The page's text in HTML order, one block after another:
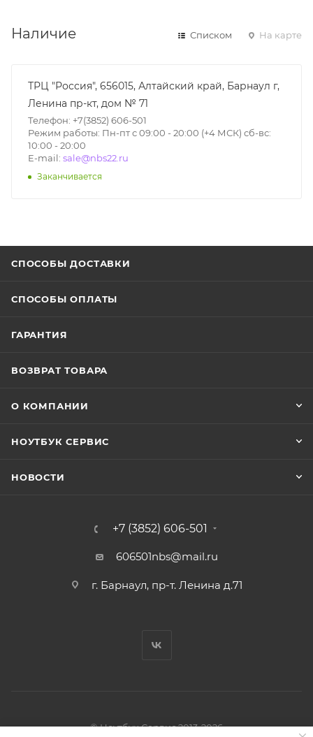
Наличие Списком На карте
ТРЦ "Россия", 656015, Алтайский край, Барнаул г,
Ленина пр-кт, дом № 71
Телефон: +7(3852) 606-501
Режим работы: Пн-пт с 09:00 - 20:00 (+4 МСК) сб-вс:
10:00 - 20:00
E-mail: sale@nbs22.ru
Заканчивается
СПОСОБЫ ДОСТАВКИ
СПОСОБЫ ОПЛАТЫ
ГАРАНТИЯ
ВОЗВРАТ ТОВАРА
О КОМПАНИИ
НОУТБУК СЕРВИС
НОВОСТИ
+7 (3852) 606-501
606501nbs@mail.ru
г. Барнаул, пр-т. Ленина д.71
© Ноутбук Сервис 2013-2026